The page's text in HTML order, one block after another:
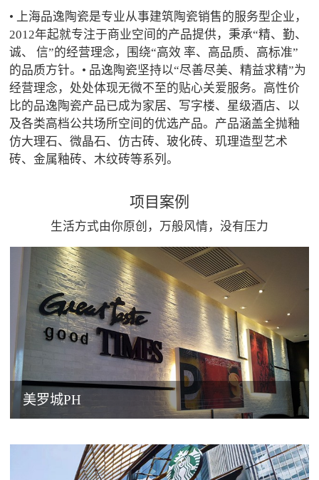
• 上海品逸陶瓷是专业从事建筑陶瓷销售的服务型企业，
2012年起就专注于商业空间的产品提供，秉承“精、勤、
诚、 信”的经营理念，围绕“高效 率、高品质、高标准”
的品质方针。• 品逸陶瓷坚持以“尽善尽美、精益求精”为
经营理念，处处体现无微不至的贴心关爱服务。高性价
比的品逸陶瓷产品已成为家居、写字楼、星级酒店、以
及各类高档公共场所空间的优选产品。产品涵盖全抛釉
仿大理石、微晶石、仿古砖、玻化砖、玑理造型艺术
砖、金属釉砖、木纹砖等系列。
项目案例
生活方式由你原创，万般风情，没有压力
美罗城PH